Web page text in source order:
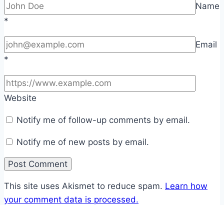
Name
*
Email
*
Website
Notify me of follow-up comments by email.
Notify me of new posts by email.
This site uses Akismet to reduce spam. Learn how
your comment data is processed.